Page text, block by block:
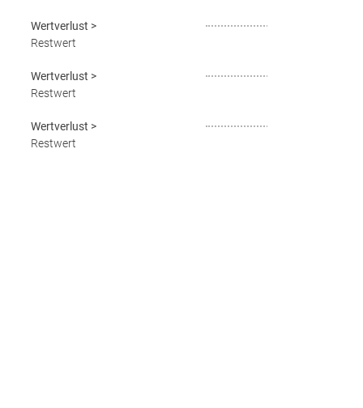
Wertverlust >
Restwert
Wertverlust >
Restwert
Wertverlust >
Restwert